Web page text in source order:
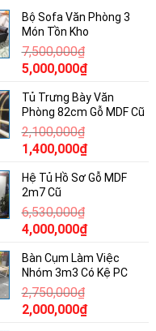
Bộ Sofa Văn Phòng 3
Món Tồn Kho
7,500,000₫
Giá
là:
7,500,000₫.
5,000,000₫Giá
tại
là:
Tủ Trưng Bày Văn
Phòng 82cm Gỗ MDF Cũ
2,100,000₫
Giá
là:
2,100,000₫.
1,400,000₫Giá
tại
Hệ Tủ Hồ Sơ Gỗ MDF
2m7 Cũ
6,530,000₫
Giá
là:
6,530,000₫.
4,000,000₫Giá
tại
là:
Bàn Cụm Làm Việc
Nhóm 3m3 Có Kệ PC
2,750,000₫
Giá
2,000,000₫Giá